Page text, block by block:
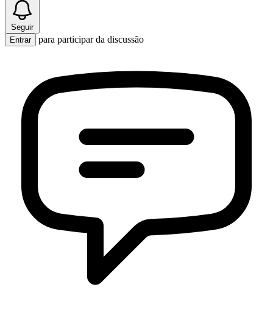
Seguir
Entrar
para participar da discussão